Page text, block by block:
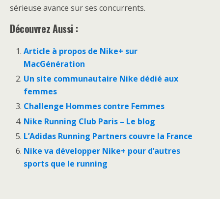
sérieuse avance sur ses concurrents.
Découvrez Aussi :
Article à propos de Nike+ sur
MacGénération
Un site communautaire Nike dédié aux
femmes
Challenge Hommes contre Femmes
Nike Running Club Paris – Le blog
L’Adidas Running Partners couvre la France
Nike va développer Nike+ pour d’autres
sports que le running